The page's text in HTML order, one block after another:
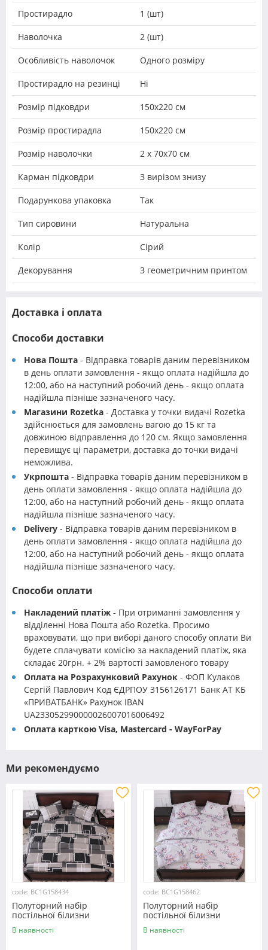
Простирадло 1 (шт)
Наволочка 2 (шт)
Особливість наволочок Одного розміру
Простирадло на резинці Ні
Розмір підковдри 150х220 см
Розмір простирадла 150х220 см
Розмір наволочки 2 х 70х70 см
Карман підковдри З вирізом знизу
Подарункова упаковка Так
Тип сировини Натуральна
Колір Сірий
Декорування З геометричним принтом
Доставка і оплата
Способи доставки
Нова Пошта - Відправка товарів даним перевізником
в день оплати замовлення - якщо оплата надійшла до
12:00, або на наступний робочий день - якщо оплата
надійшла пізніше зазначеного часу.
Магазини Rozetka - Доставка у точки видачі Rozetka
здійснюється для замовлень вагою до 15 кг та
довжиною відправлення до 120 см. Якщо замовлення
перевищує ці параметри, доставка до точки видачі
неможлива.
Укрпошта - Відправка товарів даним перевізником в
день оплати замовлення - якщо оплата надійшла до
12:00, або на наступний робочий день - якщо оплата
надійшла пізніше зазначеного часу.
Delivery - Відправка товарів даним перевізником в
день оплати замовлення - якщо оплата надійшла до
12:00, або на наступний робочий день - якщо оплата
надійшла пізніше зазначеного часу.
Способи оплати
Накладений платіж - При отриманні замовлення у
відділенні Нова Пошта або Rozetka. Просимо
враховувати, що при виборі даного способу оплати Ви
будете сплачувати комісію за накладений платіж, яка
складає 20грн. + 2% вартості замовленого товару
Оплата на Розрахунковий Рахунок - ФОП Кулаков
Сергій Павлович Код ЄДРПОУ 3156126171 Банк АТ КБ
«ПРИВАТБАНК» Рахунок IBAN
UA233052990000026007016006492
Оплата карткою Visa, Mastercard - WayForPay
Ми рекомендуємо
code: BC1G158434
Полуторний набір
постільної білизни
150*220 із Бязі "Gold"
№158434 Черешенка™
В наявності
code: BC1G158462
Полуторний набір
постільної білизни
150*220 із Бязі "Gold"
№158462 Черешенька™
В наявності